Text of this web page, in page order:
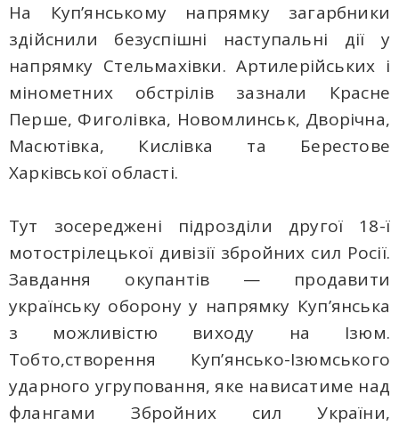
На Куп’янському напрямку загарбники
здійснили безуспішні наступальні дії у
напрямку Стельмахівки. Артилерійських і
мінометних обстрілів зазнали Красне
Перше, Фиголівка, Новомлинськ, Дворічна,
Масютівка, Кислівка та Берестове
Харківської області.
Тут зосереджені підрозділи другої 18-ї
мотострілецької дивізії збройних сил Росії.
Завдання окупантів — продавити
українську оборону у напрямку Куп’янська
з можливістю виходу на Ізюм.
Тобто,створення Куп’янсько-Ізюмського
ударного угруповання, яке нависатиме над
флангами Збройних сил України,